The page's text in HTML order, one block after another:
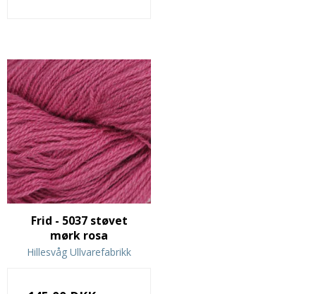
Frid - 5037 støvet
mørk rosa
Hillesvåg Ullvarefabrikk